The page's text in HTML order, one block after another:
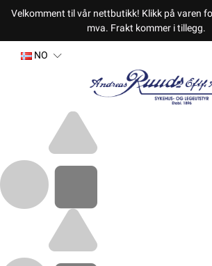
Velkomment til vår nettbutikk! Klikk på varen
mva. Frakt kommer i tillegg.
NO